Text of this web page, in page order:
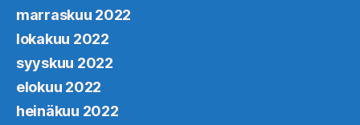
marraskuu 2022
lokakuu 2022
syyskuu 2022
elokuu 2022
heinäkuu 2022